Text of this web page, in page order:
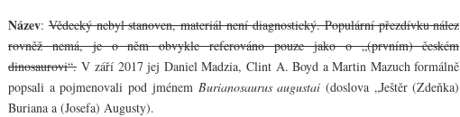
Název:Vědecký nebyl stanoven, materiál není diagnostický. Populární přezdívku nález
rovněž nemá, je o něm obvykle referováno pouze jako o „(prvním) českém
dinosaurovi“. V září 2017 jej Daniel Madzia, Clint A. Boyd a Martin Mazuch formálně
popsali a pojmenovali pod jménem Burianosaurus augustai (doslova „Ještěr (Zdeňka)
Buriana a (Josefa) Augusty).